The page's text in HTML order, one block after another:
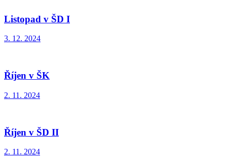
Listopad v ŠD I
3. 12. 2024
Říjen v ŠK
2. 11. 2024
Říjen v ŠD II
2. 11. 2024